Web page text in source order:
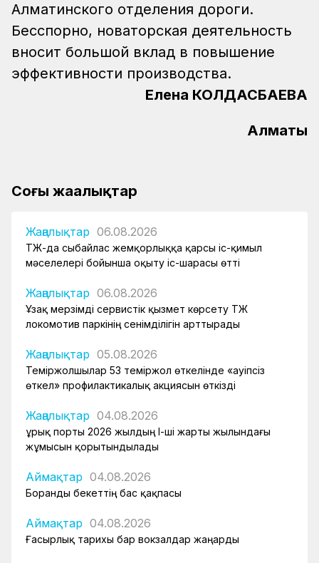
Алматинского отделения дороги.
Бесспорно, новаторская деятельность
вносит большой вклад в повышение
эффективности производства.
Елена КОЛДАСБАЕВА
Алматы
Соңғы жаңалықтар
Жаңалықтар 06.08.2026
ҚТЖ-да сыбайлас жемқорлыққа қарсы іс-қимыл
мәселелері бойынша оқыту іс-шарасы өтті
Жаңалықтар 06.08.2026
Ұзақ мерзімді сервистік қызмет көрсету ҚТЖ
локомотив паркінің сенімділігін арттырады
Жаңалықтар 05.08.2026
Теміржолшылар 53 теміржол өткелінде «Қауіпсіз
өткел» профилактикалық акциясын өткізді
Жаңалықтар 04.08.2026
Құрық порты 2026 жылдың І-ші жарты жылындағы
жұмысын қорытындылады
Аймақтар 04.08.2026
Боранды бекеттің бас қақпасы
Аймақтар 04.08.2026
Ғасырлық тарихы бар вокзалдар жаңарды